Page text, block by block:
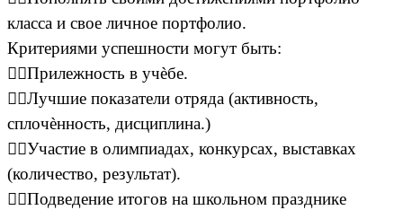
класса и свое личное портфолио.
Критериями успешности могут быть:
Прилежность в учѐбе.
Лучшие показатели отряда (активность,
сплочѐнность, дисциплина.)
Участие в олимпиадах, конкурсах, выставках
(количество, результат).
Подведение итогов на школьном празднике